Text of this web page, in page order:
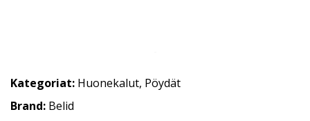
Kategoriat: Huonekalut, Pöydät
Brand: Belid